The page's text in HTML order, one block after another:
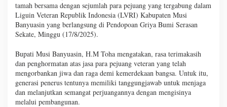
tamah bersama dengan sejumlah para pejuang yang tergabung dalam
Liguin Veteran Republik Indonesia (LVRI) Kabupaten Musi
Banyuasin yang berlangsung di Pendopoan Griya Bumi Serasan
Sekate, Minggu (17/8/2025).
Bupati Musi Banyuasin, H.M Toha mengatakan, rasa terimakasih
dan penghormatan atas jasa para pejuang veteran yang telah
mengorbankan jiwa dan raga demi kemerdekaan bangsa. Untuk itu,
generasi penerus tentunya memiliki tanggungjawab untuk menjaga
dan melanjutkan semangat perjuangannya dengan mengisinya
melalui pembangunan.